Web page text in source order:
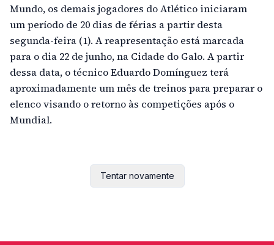
Mundo, os demais jogadores do Atlético iniciaram
um período de 20 dias de férias a partir desta
segunda-feira (1). A reapresentação está marcada
para o dia 22 de junho, na Cidade do Galo. A partir
dessa data, o técnico Eduardo Domínguez terá
aproximadamente um mês de treinos para preparar o
elenco visando o retorno às competições após o
Mundial.
Tentar novamente